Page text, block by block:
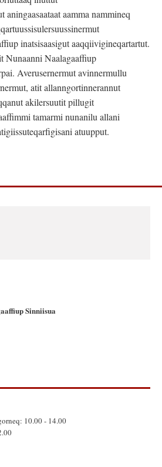
aningaasaataat aamma nammineq
inatsisaasigut aaqqiivigineqartartut.
Nunaanni Naalagaaffiup
Averusernermut avinnermullu
atit allanngortinnerannut
akilersuutit pillugit
tamarmi nunanilu allani
atuupput.
Sinniisua
10.00 - 14.00